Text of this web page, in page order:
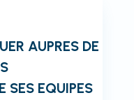
AUPRES DE
SES EQUIPES